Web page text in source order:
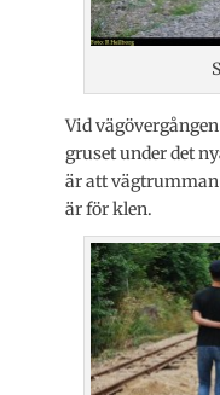
Vid
gruset under det
är att
är för klen.